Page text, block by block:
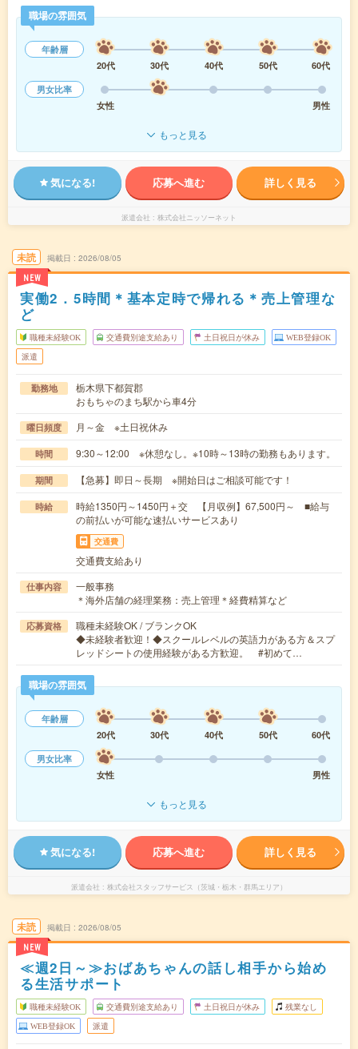
職場の雰囲気
年齢層
20代
30代 40代 50代
60代
男女比率
女性
男性
もっと見る
気になる! 応募へ進む 詳しく見る
派遣会社 株式会社ニッソーネット
未読
NEW
掲載日 2026/08/05
実働2．5時間＊基本定時で帰れる＊売上管理な
ど
職種未経験OK 交通費別途支給あり 土日祝日が休み WEB登録OK
派遣
勤務地
栃木県下都賀郡
おもちゃのまち駅から車4分
曜日頻度 月～金 ※土日祝休み
時間 9:30～12:00 ※休憩なし。※10時～13時の勤務もあります。
期間 【急募】即日～長期 ※開始日はご相談可能です！
時給
時給1350円～1450円＋交 【月収例】67,500円～ ■給与
の前払いが可能な速払いサービスあり
交通費
交通費支給あり
仕事内容
一般事務
＊海外店舗の経理業務：売上管理＊経費精算など
応募資格
職種未経験OK / ブランクOK
◆未経験者歓迎！◆スクールレベルの英語力がある方＆スプ
レッドシートの使用経験がある方歓迎。 #初めて…
職場の雰囲気
年齢層
20代
30代 40代 50代
60代
男女比率
女性
男性
もっと見る
気になる! 応募へ進む 詳しく見る
派遣会社 株式会社スタッフサービス（茨城・栃木・群馬エリア）
未読
NEW
掲載日 2026/08/05
≪週2日～≫おばあちゃんの話し相手から始め
る生活サポート
職種未経験OK 交通費別途支給あり 土日祝日が休み 残業なし
WEB登録OK 派遣